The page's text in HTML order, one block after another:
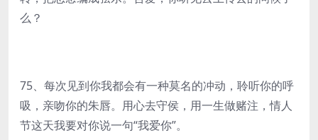
么？
75、每次见到你我都会有一种莫名的冲动，聆听你的呼
吸，亲吻你的朱唇。用心去守侯，用一生做赌注，情人
节这天我要对你说一句“我爱你”。